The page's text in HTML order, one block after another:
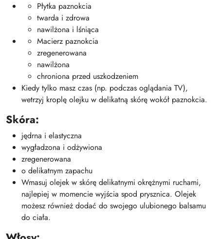
Płytka paznokcia
twarda i zdrowa
nawilżona i lśniąca
Macierz paznokcia
zregenerowana
nawilżona
chroniona przed uszkodzeniem
Kiedy tylko masz czas (np. podczas oglądania TV),
wetrzyj kroplę olejku w delikatną skórę wokół paznokcia.
Skóra:
jędrna i elastyczna
wygładzona i odżywiona
zregenerowana
o delikatnym zapachu
Wmasuj olejek w skórę delikatnymi okrężnymi ruchami,
najlepiej w momencie wyjścia spod prysznica. Olejek
możesz również dodać do swojego ulubionego balsamu
do ciała.